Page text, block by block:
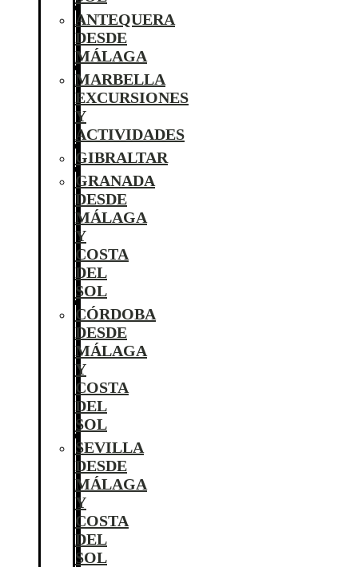
ANTEQUERA
DESDE
MÁLAGA
MARBELLA
EXCURSIONES
Y
ACTIVIDADES
GIBRALTAR
GRANADA
DESDE
MÁLAGA
Y
COSTA
DEL
SOL
CÓRDOBA
DESDE
MÁLAGA
Y
COSTA
DEL
SOL
SEVILLA
DESDE
MÁLAGA
Y
COSTA
DEL
SOL